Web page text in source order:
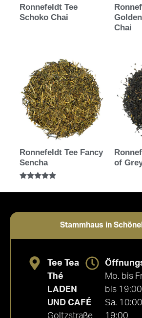
Ronnefeldt Tee
Schoko Chai
Chai
Ronnefeldt Tee Fancy
Sencha
5.00
of
Stammhaus in
Tee Tea
Thé
LADEN
UND CAFÉ
Goltzstraße
Mo. bis
bis 19:00
Sa.
19:00